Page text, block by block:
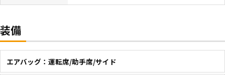
装備
エアバッグ：運転席/助手席/サイド